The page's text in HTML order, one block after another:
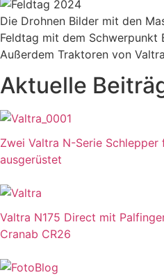
Die Drohnen Bilder mit den
Feldtag mit dem Schwerpunkt
Außerdem Traktoren von
Aktuelle
Zwei Valtra N-Serie Schlepper
ausgerüstet
Valtra N175 Direct mit
Cranab CR26